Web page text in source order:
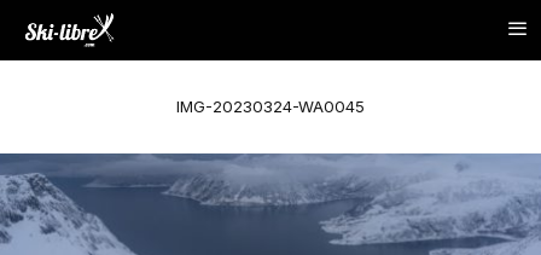
IMG-20230324-WA0045